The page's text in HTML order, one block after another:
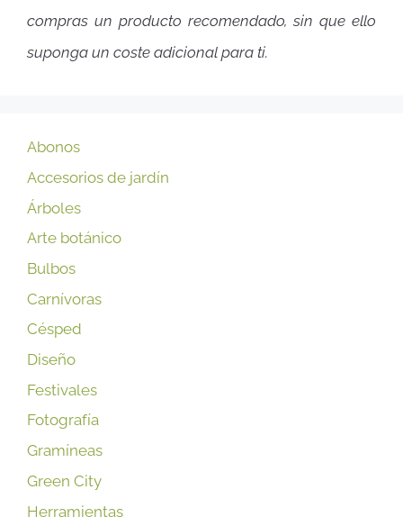
compras un producto recomendado, sin que ello
suponga un coste adicional para ti.
Abonos
Accesorios de jardín
Árboles
Arte botánico
Bulbos
Carnívoras
Césped
Diseño
Festivales
Fotografía
Gramíneas
Green City
Herramientas